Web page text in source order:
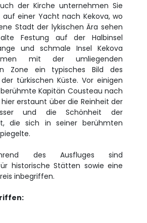
der Kirche unternehmen Sie
einer Yacht nach Kekova, wo
Stadt der lykischen Ära sehen
Festung auf der Halbinsel
und schmale Insel Kekova
mit der umliegenden
Zone ein typisches Bild des
türkischen Küste. Vor einigen
Kapitän Cousteau nach
erstaunt über die Reinheit der
und die Schönheit der
die sich in seiner berühmten
des Ausfluges sind
historische Stätten sowie eine
inbegriffen.